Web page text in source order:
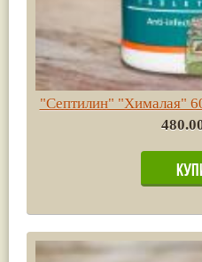
"Септилин" "Хималая"